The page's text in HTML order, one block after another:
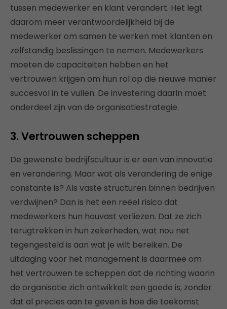
tussen medewerker en klant verandert. Het legt
daarom meer verantwoordelijkheid bij de
medewerker om samen te werken met klanten en
zelfstandig beslissingen te nemen. Medewerkers
moeten de capaciteiten hebben en het
vertrouwen krijgen om hun rol op die nieuwe manier
succesvol in te vullen. De investering daarin moet
onderdeel zijn van de organisatiestrategie.
3. Vertrouwen scheppen
De gewenste bedrijfscultuur is er een van innovatie
en verandering. Maar wat als verandering de enige
constante is? Als vaste structuren binnen bedrijven
verdwijnen? Dan is het een reëel risico dat
medewerkers hun houvast verliezen. Dat ze zich
terugtrekken in hun zekerheden, wat nou net
tegengesteld is aan wat je wilt bereiken. De
uitdaging voor het management is daarmee om
het vertrouwen te scheppen dat de richting waarin
de organisatie zich ontwikkelt een goede is, zonder
dat al precies aan te geven is hoe die toekomst